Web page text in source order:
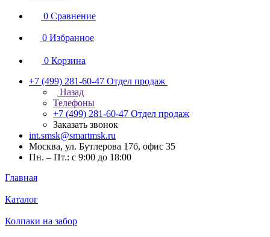
0 Сравнение
0 Избранное
0 Корзина
+7 (499) 281-60-47 Отдел продаж
Назад
Телефоны
+7 (499) 281-60-47 Отдел продаж
Заказать звонок
int.smsk@smartmsk.ru
Москва, ул. Бутлерова 17б, офис 35
Пн. – Пт.: с 9:00 до 18:00
Главная
Каталог
Колпаки на забор